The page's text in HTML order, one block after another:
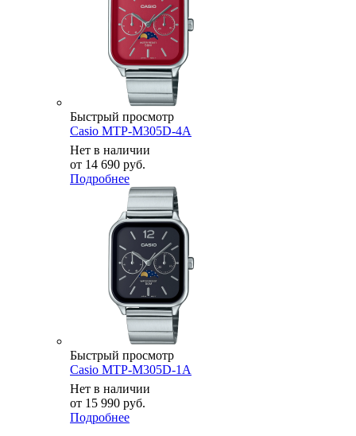
Быстрый просмотр
Casio MTP-M305D-4A
Нет в наличии
от 14 690 руб.
Подробнее
Быстрый просмотр
Casio MTP-M305D-1A
Нет в наличии
от 15 990 руб.
Подробнее